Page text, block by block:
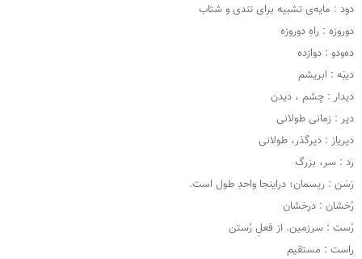
دود : مایه‌ی تشبیه برای تندی و شتاب
دوروزه : راهِ دوروزه
ده‌ودو : دوازده
دیبَه : ابریشم
دیدار : چشم ، دیدن
دیر : زمانی طولانی
دیریاز : دیرگذر، طولانی
رَد : سر، بزرگ
رَسَن : ریسمان؛ دراینجا واحدِ طول است.
رُخشان : درخشان
رُست : سرزمین. از فعلِ رُستن
راست : مستقیم